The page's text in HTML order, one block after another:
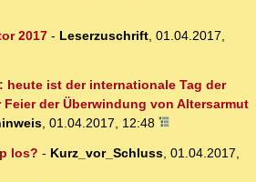
2017- Leserzuschrift, 01.04.2017,
heute ist der internationale Tag der
der Überwindung von Altersarmut
, 01.04.2017, 12:48
los? - Kurz_vor_Schluss, 01.04.2017,